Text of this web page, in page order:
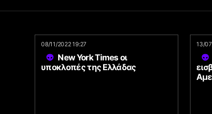
08/11/2022 19:27
New York Times οι
υποκλοπές της Ελλάδας
13/